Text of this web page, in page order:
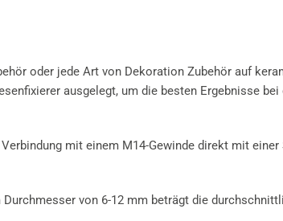
oder jede Art von Dekoration Zubehör auf
ausgelegt, um die besten Ergebnisse
mit einem M14-Gewinde direkt mit
von 6-12 mm beträgt die